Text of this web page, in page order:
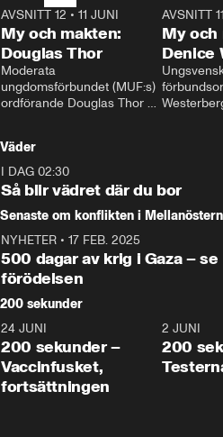
26:27
AVSNITT 12 • 11 JUNI
My och makten:
Douglas Thor
Moderata
ungdomsförbundet (MUF:s)
ordförande Douglas Thor
tonårsutvisningarna och hur
Moderaterna ska locka
väljare till valet i höst.
AVSNITT 11
My och
Denice
Väder
I DAG 02:30
Så blir vädret där du bor
Senaste om konflikten i Mellanöstern
NYHETER • 17 FEB. 2025
500 dagar av krig i Gaza – se
förödelsen
200 sekunder
5:00
24 JUNI
200 sekunder –
Vaccinfusket,
fortsättningen
2 JUNI
200